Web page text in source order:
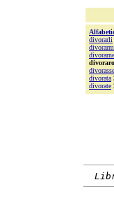
divorarli
divorarne
divorata
divorate